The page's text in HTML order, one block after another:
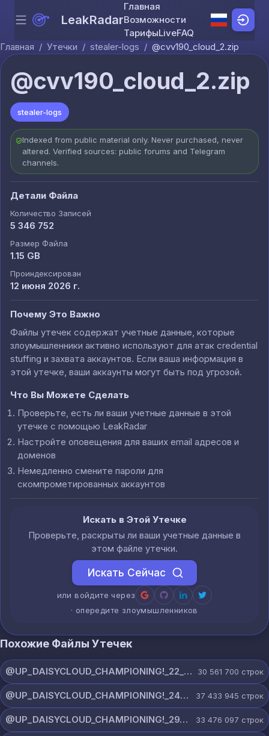
Skip to content
Menu LeakRadar
Главная
Возможности
ТарифыLiveFAQ
Главная / Утечки / stealer-logs / @cvv190_cloud_2.zip
@cvv190_cloud_2.zip
stealer-logs
Indexed from public material only. Never purchased, never
altered. Verified sources: public forums and Telegram
channels.
Детали Файла
Количество Записей
5 346 752
Размер Файла
1.15 GB
Проиндексирован
12 июня 2026 г.
Почему Это Важно
Файлы утечек содержат учетные данные, которые
злоумышленники активно используют для атак credential
stuffing и захвата аккаунтов. Если ваша информация в
этой утечке, ваши аккаунты могут быть под угрозой.
Что Вы Можете Сделать
Проверьте, есть ли ваши учетные данные в этой
утечке с помощью LeakRadar
Настройте оповещения для ваших email адресов и
доменов
Немедленно смените пароли для
скомпрометированных аккаунтов
Искать в Этой Утечке
Проверьте, раскрыты ли ваши учетные данные в
этом файле утечки.
Искать Сейчас
или войдите через
· опередите злоумышленников
Похожие Файлы Утечек
@UP_DAISYCLOUD_CHAMPIONING!_22_JULY_5828_ON_CHANNEL.rar 30 561 700 строк
@UP_DAISYCLOUD_CHAMPIONING!_24_JULY_5440_ON_CHANNEL.rar 37 433 945 строк
@UP_DAISYCLOUD_CHAMPIONING!_29_JULY_5829_ON_CHANNEL.rar 33 476 097 строк